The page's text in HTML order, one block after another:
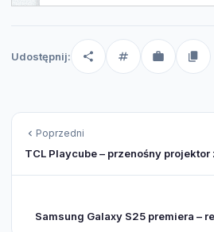
Udostępnij:
Poprzedni
TCL Playcube – przenośny projektor
Samsung Galaxy S25 premiera –